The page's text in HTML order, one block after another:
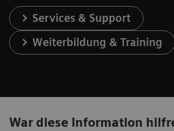
Services & Support
Weiterbildung & Training
War diese Information